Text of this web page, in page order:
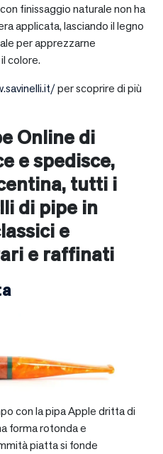
finissaggio naturale non ha
applicata, lasciando il legno
per apprezzarne
colore.
per scoprire di più
Online di
e spedisce,
, tutti i
di pipe in
e
e raffinati
con la pipa Apple dritta di
forma rotonda e
piatta si fonde